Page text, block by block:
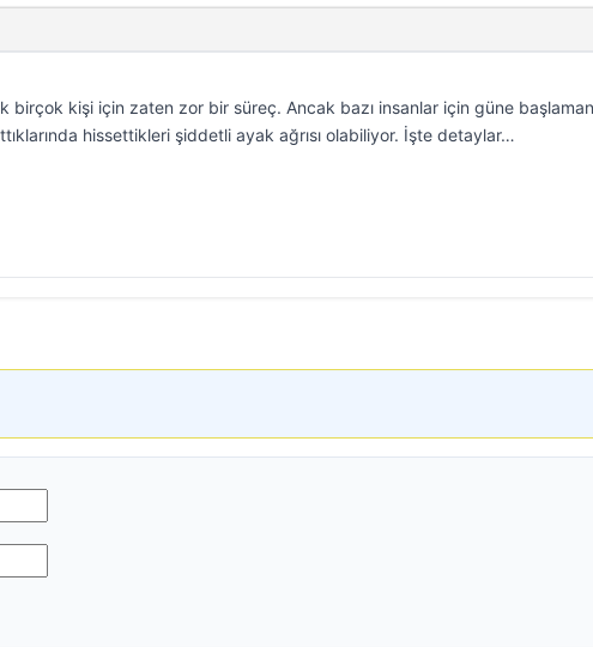
birçok kişi için zaten zor bir süreç. Ancak bazı insanlar için güne
attıklarında hissettikleri şiddetli ayak ağrısı olabiliyor. İşte detaylar…